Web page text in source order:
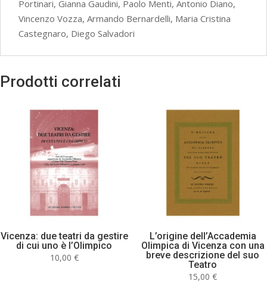
Portinari, Gianna Gaudini, Paolo Menti, Antonio Diano,
Vincenzo Vozza, Armando Bernardelli, Maria Cristina
Castegnaro, Diego Salvadori
Prodotti correlati
Vicenza: due teatri da gestire
di cui uno è l’Olimpico
10,00 €
L’origine dell’Accademia
Olimpica di Vicenza con una
breve descrizione del suo
Teatro
15,00€